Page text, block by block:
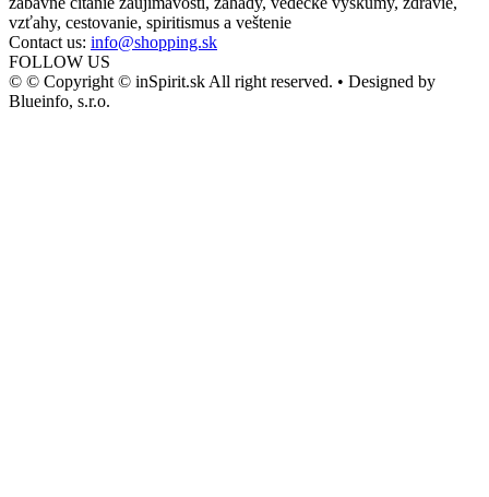
vzťahy, cestovanie, spiritismus a veštenie
Contact us: info@shopping.sk
FOLLOW US
© © Copyright © inSpirit.sk All right reserved. • Designed by
Blueinfo, s.r.o.